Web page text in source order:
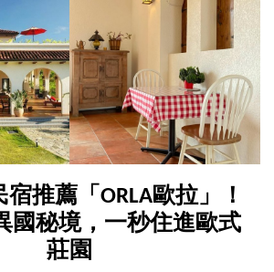
推薦「ORLA歐拉」！
國秘境，一秒住進歐式
莊園